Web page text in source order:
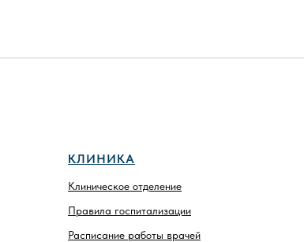
КЛИНИКА
Клиническое отделение
Правила госпитализации
Расписание работы врачей